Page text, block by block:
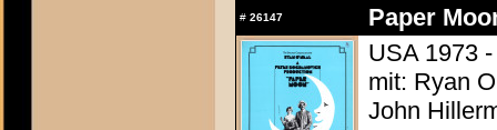
# 26147
Paper
USA 1973
mit: Ryan
John